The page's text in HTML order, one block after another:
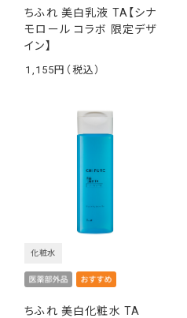
ちふれ 美白乳液 TA【シナ
モロール コラボ 限定デザ
イン】
1,155
ちふれ 美白化粧水 TA
化粧水